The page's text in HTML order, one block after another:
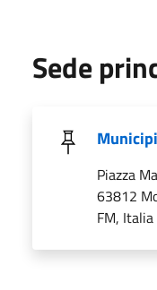
Sede
Piazza
63812
FM, Italia